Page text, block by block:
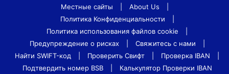
Местные сайты About Us
Политика Конфиденциальности
Политика использования файлов cookie
Предупреждение о рисках
Свяжитесь с нами
Найти SWIFT-код
Проверить Свифт Проверка IBAN
Подтвердить номер BSB
Калькулятор Проверки IBAN